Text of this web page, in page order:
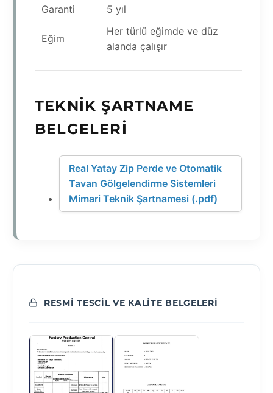
Garanti
5 yıl
Eğim
Her türlü eğimde ve düz
alanda çalışır
TEKNIK ŞARTNAME
BELGELERI
Real Yatay Zip Perde ve Otomatik
Tavan Gölgelendirme Sistemleri
Mimari Teknik Şartnamesi (.pdf)
RESMI TESCIL VE KALITE BELGELERI